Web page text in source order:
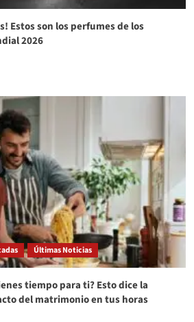
Estos son los perfumes de los
2026
Últimas Noticias
tiempo para ti? Esto dice la
del matrimonio en tus horas